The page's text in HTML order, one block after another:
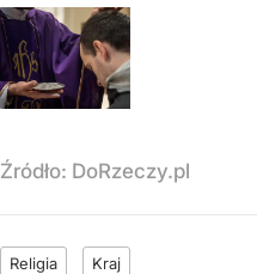
Źródło: DoRzeczy.pl
Religia Kraj